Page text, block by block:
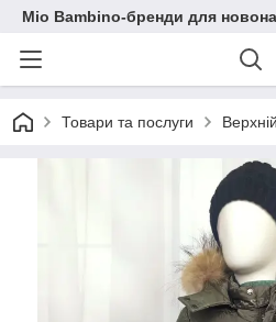
Mio Bambino-бренди для
Товари та послуги